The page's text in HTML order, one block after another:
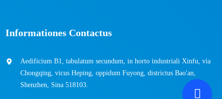
Informationes Contactus
Aedificium B1, tabulatum secundum, in horto industriali Xinfu, via
Chongqing, vicus Heping, oppidum Fuyong, districtus Bao'an,
Shenzhen, Sina 518103.